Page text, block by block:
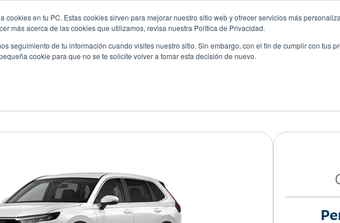
cookies en tu PC. Estas cookies sirven para mejorar nuestro sitio web y ofrecer servicios más
más acerca de las cookies que utilizamos, revisa nuestra Política de Privacidad.
seguimiento de tu información cuando visites nuestro sitio. Sin embargo, con el fin de cumplir con tus
cookie para que no se te solicite volver a tomar esta decisión de nuevo.